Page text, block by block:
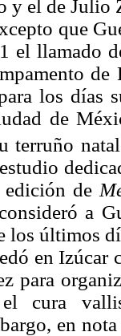
y el de Julio
que
el llamado
los días
de
terruño
edición de
a
los últimos
en
para
el cura
en